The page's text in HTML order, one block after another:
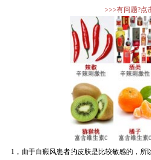
>>>有问题?点
1，由于白癜风患者的皮肤是比较敏感的，所